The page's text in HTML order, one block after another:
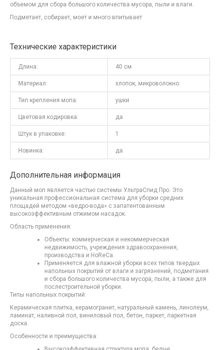
объемом для сбора большого количества мусора, пыли и влаги.
Подметает, собирает, моет и много впитывает
Технические характеристики
Длина: 40 см
Материал: хлопок, микроволокно
Тип крепления мопа: ушки
Цветовая кодировка: да
Штук в упаковке: 1
Новинка: да
Дополнительная информация
Данный моп является частью системы УльтраСпид Про. Это
уникальная профессиональная система для уборки средних
площадей методом «ведро-вода» с запатентованным
высокоэффективным отжимом насадок.
Область применения:
Объекты: коммерческая и некоммерческая
недвижимость, учреждения здравоохранения,
производства и HoReCa.
Применяется для влажной уборки всех типов твердых
напольных покрытий от влаги и загрязнений, подметания
и сбора большого количества мусора, пыли, а также для
послестроительной уборки.
Типы напольных покрытий:
Керамическая плитка, керамогранит, натуральный камень, линолеум,
ламинат, наливной пол, виниловый пол, бетон, паркет, паркетная
доска.
Особенности и преимущества: